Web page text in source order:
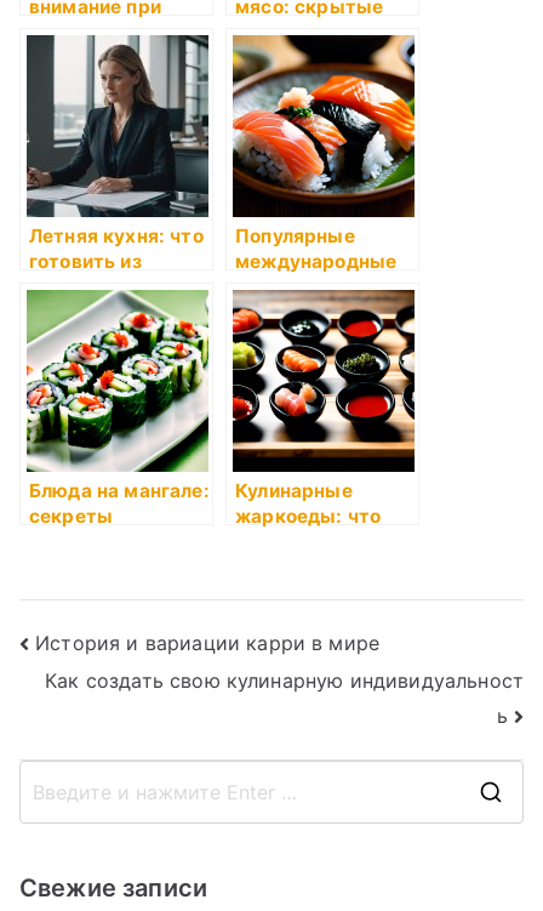
внимание при
приготовлении
мясо: скрытые
секреты шеф-
поваров
Летняя кухня: что
готовить из
сезонных
продуктов
Популярные
международные
ресторанные
блюда
Блюда на мангале:
секреты
Кулинарные
жаркоеды: что
Навигация
по
записям
История и вариации карри в мире
Как создать свою кулинарную индивидуальност
ь
Свежие записи